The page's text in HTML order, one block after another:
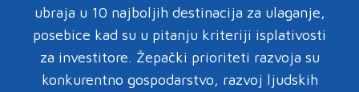
ubraja u 10 najboljih destinacija za ulaganje,
posebice kad su u pitanju kriteriji isplativosti
za investitore. Žepački prioriteti razvoja su
konkurentno gospodarstvo, razvoj ljudskih